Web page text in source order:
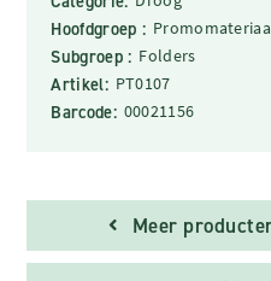
Hoofdgroep :
Subgroep : Folders
Artikel: PT0107
Barcode: 00021156
Meer